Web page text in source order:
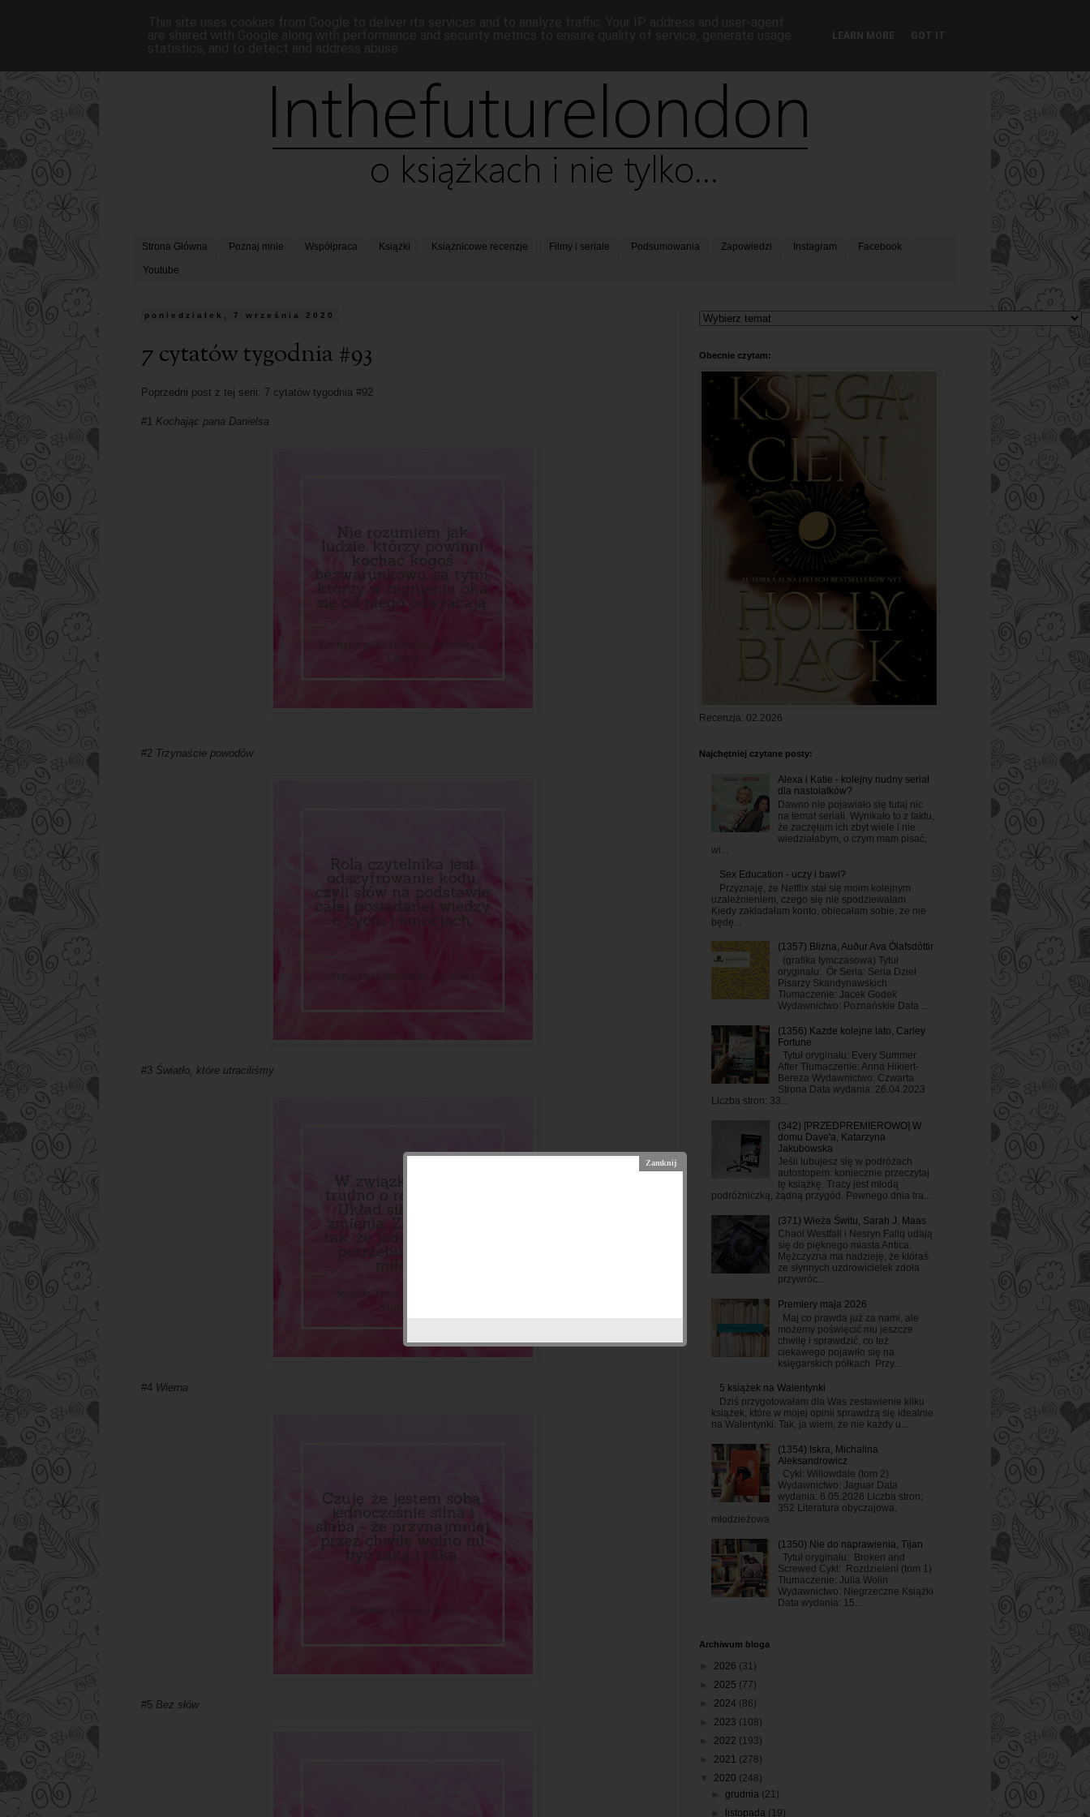
Strona Główna Poznaj mnie Współpraca Książki Książnicowe recenzje Filmy i seriale Podsumowania Zapowiedzi Instagram Facebook
Youtube
poniedziałek, 7 września 2020
7 cytatów tygodnia #93
Poprzedni post z tej serii: 7 cytatów tygodnia #92
#1 Kochając pana Danielsa
#2 Trzynaście powodów
#3 Światło, które utraciliśmy
#4 Wierna
#5 Bez słów
Obecnie czytam:
Recenzja: 02.2026
Najchętniej czytane posty:
Alexa i Katie - kolejny nudny serial
dla nastolatków?
Dawno nie pojawiało się tutaj nic
na temat seriali. Wynikało to z faktu,
że zaczęłam ich zbyt wiele i nie
wiedziałabym, o czym mam pisać,
wi...
Sex Education - uczy i bawi?
Przyznaję, że Netflix stał się moim kolejnym
uzależnieniem, czego się nie spodziewałam.
Kiedy zakładałam konto, obiecałam sobie, że nie
będę...
(1357) Blizna, Auður Ava Ólafsdóttir
(grafika tymczasowa) Tytuł
oryginału: Ör Seria: Seria Dzieł
Pisarzy Skandynawskich
Tłumaczenie: Jacek Godek
Wydawnictwo: Poznańskie Data ...
(1356) Każde kolejne lato, Carley
Fortune
Tytuł oryginału: Every Summer
After Tłumaczenie: Anna Hikiert-
Bereza Wydawnictwo: Czwarta
Strona Data wydania: 26.04.2023
Liczba stron: 33...
(342) [PRZEDPREMIEROWO] W
domu Dave'a, Katarzyna
Jakubowska
Jeśli lubujesz się w podróżach
autostopem: koniecznie przeczytaj
tę książkę. Tracy jest młodą
podróżniczką, żądną przygód. Pewnego dnia tra...
(371) Wieża Świtu, Sarah J. Maas
Chaol Westfall i Nesryn Faliq udają
się do pięknego miasta Antica.
Mężczyzna ma nadzieję, że któraś
ze słynnych uzdrowicielek zdoła
przywróc...
Premiery maja 2026
Maj co prawda już za nami, ale
możemy poświęcić mu jeszcze
chwilę i sprawdzić, co też
ciekawego pojawiło się na
księgarskich półkach. Przy...
5 książek na Walentynki
Dziś przygotowałam dla Was zestawienie kilku
książek, które w mojej opinii sprawdzą się idealnie
na Walentynki. Tak, ja wiem, że nie każdy u...
(1354) Iskra, Michalina
Aleksandrowicz
Cykl: Willowdale (tom 2)
Wydawnictwo: Jaguar Data
wydania: 6.05.2026 Liczba stron:
352 Literatura obyczajowa,
młodzieżowa
(1350) Nie do naprawienia, Tijan
Tytuł oryginału: Broken and
Screwed Cykl: Rozdzieleni (tom 1)
Tłumaczenie: Julia Wolin
Wydawnictwo: Niegrzeczne Książki
Data wydania: 15...
Archiwum bloga
2026 (31)
2025 (77)
2024 (86)
2023 (108)
2022 (193)
2021 (278)
2020 (248)
►grudnia (21)
listopada (19)
LEARN MORE GOT IT